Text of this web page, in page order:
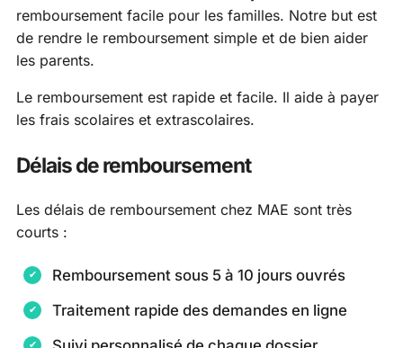
remboursement facile pour les familles. Notre but est
de rendre le remboursement simple et de bien aider
les parents.
Le remboursement est rapide et facile. Il aide à payer
les frais scolaires et extrascolaires.
Délais de remboursement
Les délais de remboursement chez MAE sont très
courts :
Remboursement sous 5 à 10 jours ouvrés
Traitement rapide des demandes en ligne